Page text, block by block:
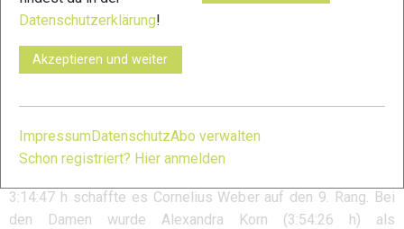
konnte. Auch Florian Beck (3:21:37 h) schaffte noch den
wir in den Top Ten der Damenwertung. Platz 5 sicherte sich
landete auf dem 8. Rang.
Mit Platz 4 hat Lukas Kroiss in einer Zeit von 3:08:06 h auf
3:14:47 h schaffte es Cornelius Weber auf den 9. Rang. Bei
den Damen wurde Alexandra Korn (3:54:26 h) als
Datenschutzerklärung!
Akzeptieren und weiter
ImpressumDatenschutzAbo verwalten
Schon registriert? Hier anmelden